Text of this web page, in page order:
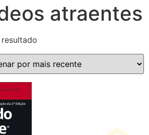
atraentes